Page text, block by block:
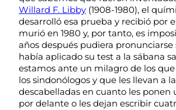
Willard F. Libby (1908-1980), el
desarrolló esa prueba y recibió por
murió en 1980 y, por tanto, es
años después pudiera pronunciarse
había aplicado su test a la sábana
estamos ante un milagro de los
los sindonólogos y que les llevan a
descabelladas en cuanto les ponen
por delante o les dejan escribir